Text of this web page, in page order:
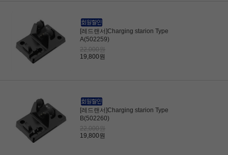
[레드랜서]Charging starion Type
A(502259)
22,000원
19,800원
[레드랜서]Charging starion Type
B(502260)
22,000원
19,800원